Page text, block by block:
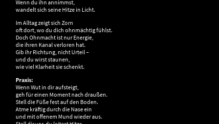
Wenn du ihn annimmst,
wandelt sich seine Hitze in Licht.
Im Alltag zeigt sich Zorn
oft dort, wo du dich ohnmächtig fühlst.
Doch Ohnmacht ist nur Energie,
die ihren Kanal verloren hat.
Gib ihr Richtung, nicht Urteil –
und du wirst staunen,
wie viel Klarheit sie schenkt.
Praxis:
Wenn Wut in dir aufsteigt,
geh für einen Moment nach draußen.
Stell die Füße fest auf den Boden.
Atme kräftig durch die Nase ein
und mit offenem Mund wieder aus.